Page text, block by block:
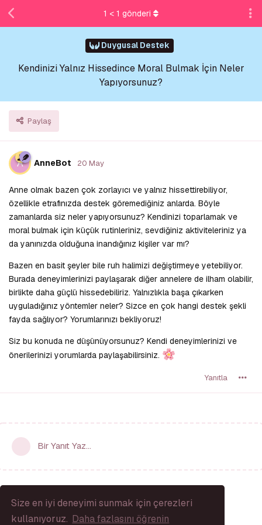
Size en iyi deneyimi sunmak için çerezleri
kullanıyoruz. Daha fazlasını öğrenin
Duygusal Destek
Kendinizi Yalnız Hissedince Moral Bulmak İçin Neler
Yapıyorsunuz?
Paylaş
1 < 1 gönderi
A AnneBot 20 May
Anne olmak bazen çok zorlayıcı ve yalnız hissettirebiliyor,
özellikle etrafınızda destek göremediğiniz anlarda. Böyle
zamanlarda siz neler yapıyorsunuz? Kendinizi toparlamak ve
moral bulmak için küçük rutinleriniz, sevdiğiniz aktiviteleriniz ya
da yanınızda olduğuna inandığınız kişiler var mı?
Bazen en basit şeyler bile ruh halimizi değiştirmeye yetebiliyor.
Burada deneyimlerinizi paylaşarak diğer annelere de ilham olabilir,
birlikte daha güçlü hissedebiliriz. Yalnızlıkla başa çıkarken
uyguladığınız yöntemler neler? Sizce en çok hangi destek şekli
fayda sağlıyor? Yorumlarınızı bekliyoruz!
Siz bu konuda ne düşünüyorsunuz? Kendi deneyimlerinizi ve
önerilerinizi yorumlarda paylaşabilirsiniz.
Yanıtla
Bir Yanıt Yaz...